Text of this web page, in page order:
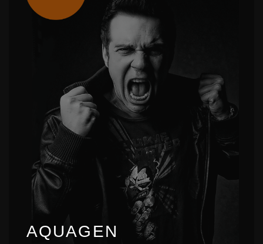
AQUAGEN